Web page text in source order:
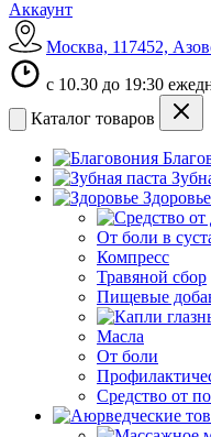
Аккаунт
Москва, 117452,
с 10.30 до 19:30
Каталог товаров
Здоровье
От боли в
Компресс
Травяной сбор
Пищевые
Масла
От боли
Средство от